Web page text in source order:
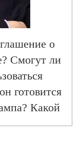
на
о
Смогут ли
готовится
Какой
ее